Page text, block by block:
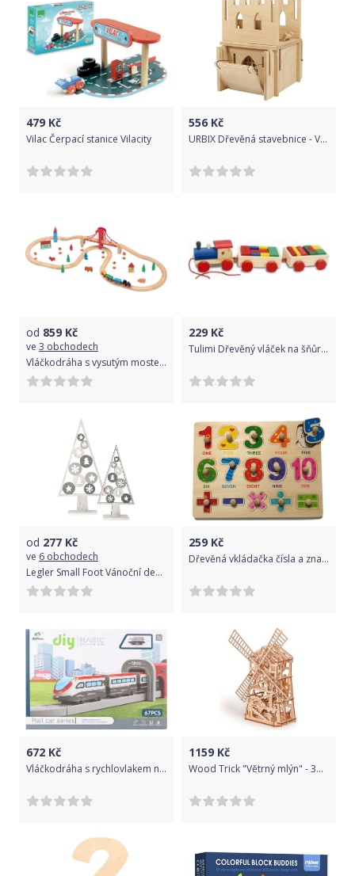
479 Kč
Vilac Čerpací stanice Vilacity
556 Kč
URBIX Dřevěná stavebnice - Věž
od 859 Kč
ve 3 obchodech
Vláčkodráha s vysutým mostem 50 kusů - Maxim 50107
229 Kč
Tulimi Dřevěný vláček na šňůrku s kostkami
od 277 Kč
ve 6 obchodech
Legler Small Foot Vánoční dekorace stromeček světlý 2 ks
259 Kč
Dřevěná vkládačka čísla a znaménka
672 Kč
Vláčkodráha s rychlovlakem na baterie 67 ks
1159 Kč
Wood Trick "Větrný mlýn" - 3D dřevěné mechanické puzzle